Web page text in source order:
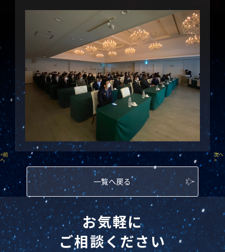
<前
へ
一覧へ戻る
次へ
>
お気軽に
ご相談ください